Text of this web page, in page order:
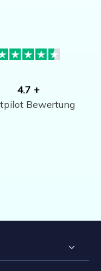
4.7 +
Bewertung